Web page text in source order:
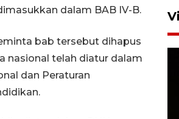
dalam BAB IV-B.
bab tersebut dihapus
nasional telah diatur dalam
dan Peraturan